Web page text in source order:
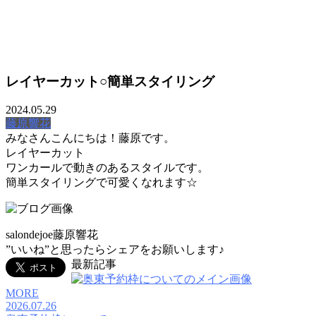
COLUMN
CARE
RECRUIT
レイヤーカット○簡単スタイリング
2024.05.29
藤原響花
みなさんこんにちは！藤原です。
レイヤーカット
ワンカールで動きのあるスタイルです。
簡単スタイリングで可愛くなれます☆
salondejoe藤原響花
”いいね”と思ったらシェアをお願いします♪
最新記事
MORE
2026.07.26